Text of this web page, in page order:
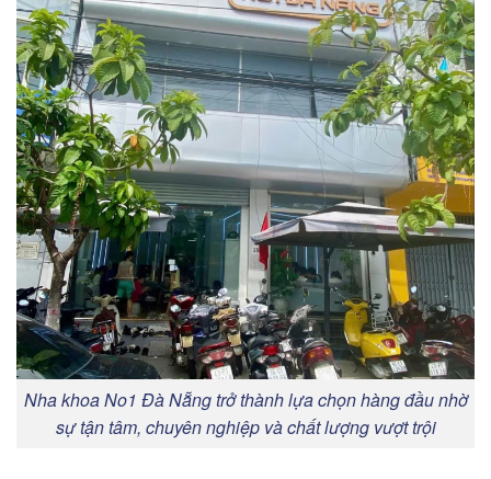
Nha khoa No1 Đà Nẵng trở thành lựa chọn hàng đầu nhờ
sự tận tâm, chuyên nghiệp và chất lượng vượt trội